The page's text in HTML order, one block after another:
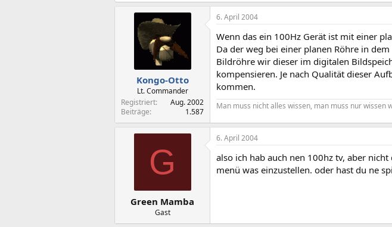
Kongo-Otto
Lt. Commander
Registriert
Aug. 2002
Beiträge
1.587
6. April 2004
Wenn das ein 100Hz Gerät ist mit einer
Da der weg bei einer planen Röhre in
Bildröhre wir dieser im digitalen
kompensieren. Je nach Qualität dieser
kommen.
Man muss nicht alles wissen, man muss nur wissen
G
Green Mamba
Gast
6. April 2004
also ich hab auch nen 100hz tv, aber
menü was einzustellen. oder hast du ne